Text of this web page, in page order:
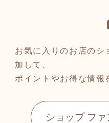
お気に入りのお店のシ
加して、
ポイントやお得な情報
ショップ フ